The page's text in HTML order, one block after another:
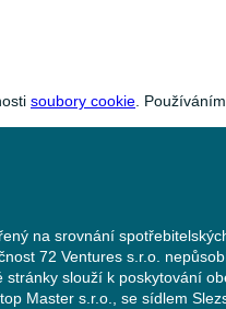
soubory cookie.
na srovnání
72 Ventures s.r.o.
stránky slouží k poskytování
Master s.r.o., se sídlem